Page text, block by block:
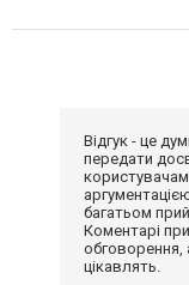
Відгук - це
передати
багатьом
Коментарі
обговорення,
цікавлять.